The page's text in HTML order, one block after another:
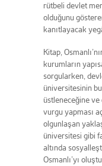
rütbeli devlet
olduğunu
kanıtlayacak
Kitap,
kurumların
sorgularken,
üniversitesinin
üstleneceğine
vurgu yapması
olgunlaşan
üniversitesi gibi
altında
Osmanlı’yı